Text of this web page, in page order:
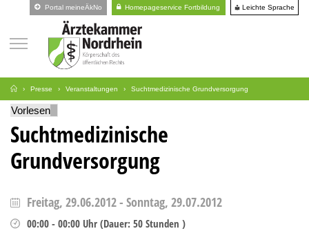
Portal meineÄkNo Homepageservice Fortbildung Leichte Sprache
Presse Veranstaltungen Suchtmedizinische Grundversorgung
Vorlesen
Suchtmedizinische
Grundversorgung
Freitag, 29.06.2012- Sonntag, 29.07.2012
00:00 - 00:00 Uhr (Dauer: 50 Stunden )